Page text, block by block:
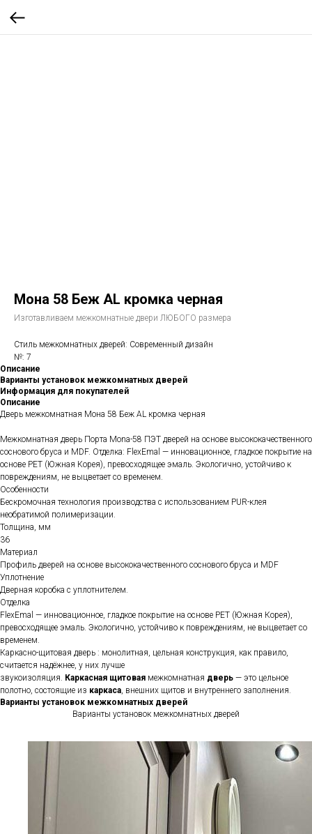
Мона 58 Беж AL кромка черная
Изготавливаем межкомнатные двери ЛЮБОГО размера
Стиль межкомнатных дверей: Современный дизайн
№: 7
Описание
Варианты установок межкомнатных дверей
Информация для покупателей
Описание
Дверь межкомнатная Мона 58 Беж AL кромка черная
Межкомнатная дверь Порта Mona-58 ПЭТ дверей на основе высококачественного
соснового бруса и MDF. Отделка: FlexEmal — инновационное, гладкое покрытие на
основе PET (Южная Корея), превосходящее эмаль. Экологично, устойчиво к
повреждениям, не выцветает со временем.
Особенности
Бескромочная технология производства с использованием PUR-клея
необратимой полимеризации.
Толщина, мм
36
Материал
Профиль дверей на основе высококачественного соснового бруса и MDF
Уплотнение
Дверная коробка с уплотнителем.
Отделка
FlexEmal — инновационное, гладкое покрытие на основе PET (Южная Корея),
превосходящее эмаль. Экологично, устойчиво к повреждениям, не выцветает со
временем.
Каркасно-щитовая дверь : монолитная, цельная конструкция, как правило,
считается надёжнее, у них лучше
звукоизоляция. Каркасная щитовая межкомнатная дверь — это цельное
полотно, состоящие из каркаса, внешних щитов и внутреннего заполнения.
Варианты установок межкомнатных дверей
Варианты установок межкомнатных дверей